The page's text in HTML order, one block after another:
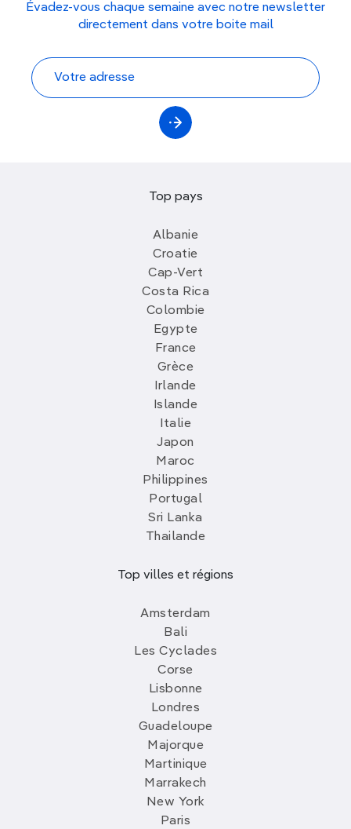
Évadez-vous chaque semaine avec notre newsletter
directement dans votre boite mail
Top pays
Albanie
Croatie
Cap-Vert
Costa Rica
Colombie
Egypte
France
Grèce
Irlande
Islande
Italie
Japon
Maroc
Philippines
Portugal
Sri Lanka
Thailande
Top villes et régions
Amsterdam
Bali
Les Cyclades
Corse
Lisbonne
Londres
Guadeloupe
Majorque
Martinique
Marrakech
New York
Paris